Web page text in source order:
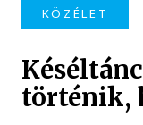
KÖZÉLET
történik,